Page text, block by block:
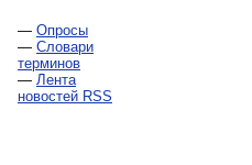
— Опросы
— Словари
терминов
— Лента
новостей RSS